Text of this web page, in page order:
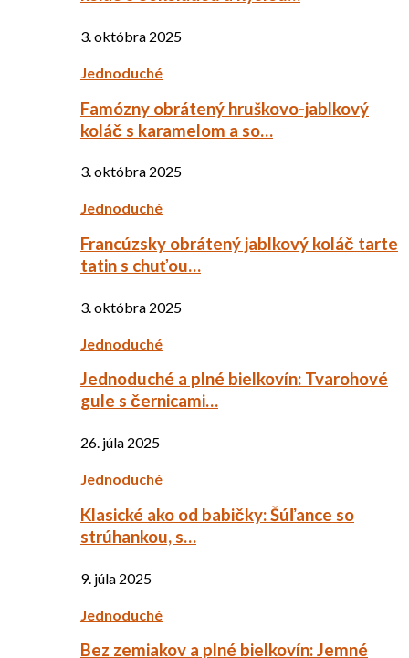
3. októbra 2025
Jednoduché
Famózny obrátený hruškovo-jablkový
koláč s karamelom a so…
3. októbra 2025
Jednoduché
Francúzsky obrátený jablkový koláč tarte
tatin s chuťou…
3. októbra 2025
Jednoduché
Jednoduché a plné bielkovín: Tvarohové
gule s černicami…
26. júla 2025
Jednoduché
Klasické ako od babičky: Šúľance so
strúhankou, s…
9. júla 2025
Jednoduché
Bez zemiakov a plné bielkovín: Jemné